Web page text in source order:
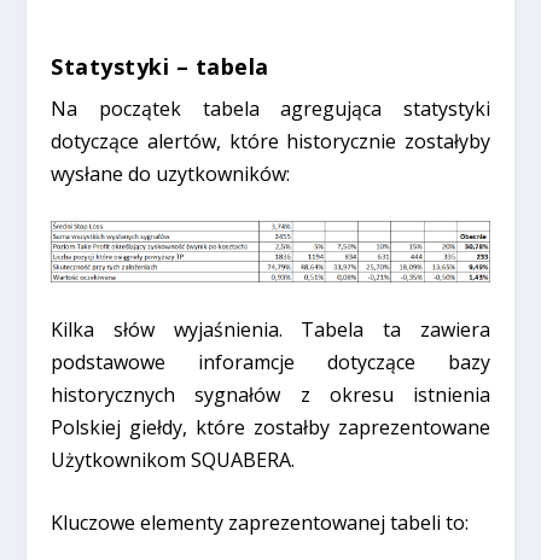
Statystyki – tabela
Na początek tabela agregująca statystyki
dotyczące alertów, które historycznie zostałyby
wysłane do uzytkowników:
Kilka słów wyjaśnienia. Tabela ta zawiera
podstawowe inforamcje dotyczące bazy
historycznych sygnałów z okresu istnienia
Polskiej giełdy, które zostałby zaprezentowane
Użytkownikom SQUABERA.
Kluczowe elementy zaprezentowanej tabeli to: